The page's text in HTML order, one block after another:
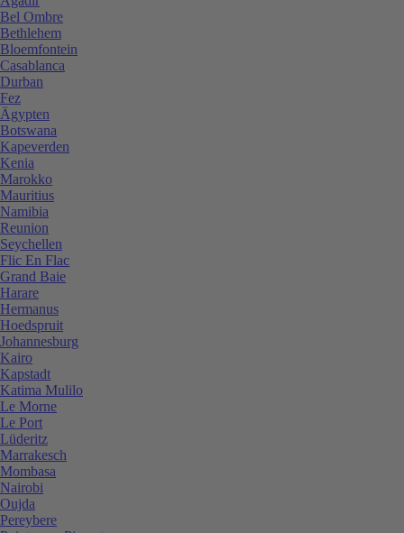
Bel Ombre
Bethlehem
Bloemfontein
Casablanca
Durban
Fez
Ägypten
Botswana
Kapeverden
Kenia
Marokko
Mauritius
Namibia
Reunion
Seychellen
Flic En Flac
Grand Baie
Harare
Hermanus
Hoedspruit
Johannesburg
Kairo
Kapstadt
Katima Mulilo
Le Morne
Le Port
Lüderitz
Marrakesch
Mombasa
Nairobi
Oujda
Pereybere